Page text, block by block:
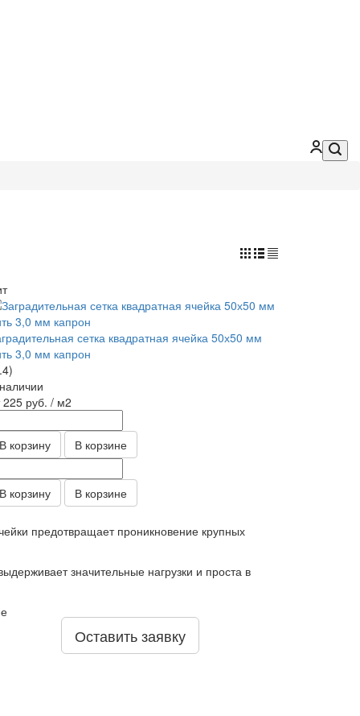
сетка квадратная ячейка 50х50 мм
3,0 мм капрон
225 руб. / м2
В корзину В корзине
В корзину В корзине
предотвращает проникновение крупных
значительные нагрузки и проста в
Оставить заявку